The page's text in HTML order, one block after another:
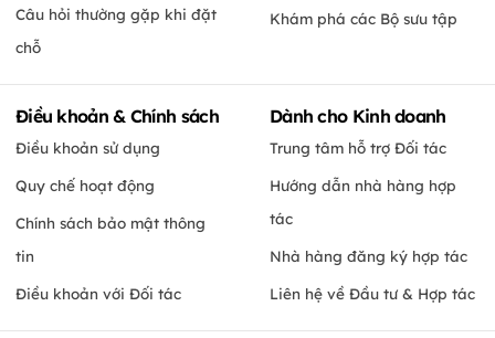
Câu hỏi thường gặp khi đặt
chỗ
Khám phá các Bộ sưu tập
Điều khoản & Chính sách
Điều khoản sử dụng
Quy chế hoạt động
Chính sách bảo mật thông
tin
Điều khoản với Đối tác
Dành cho Kinh doanh
Trung tâm hỗ trợ Đối tác
Hướng dẫn nhà hàng hợp
tác
Nhà hàng đăng ký hợp tác
Liên hệ về Đầu tư & Hợp tác